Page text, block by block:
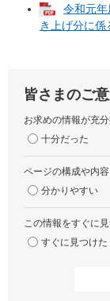
令和元年
き上げ分に
皆さまのご
お求めの情報が充
十分だった
ページの構成や内
分かりやすい
この情報をすぐに
すぐに見つけた